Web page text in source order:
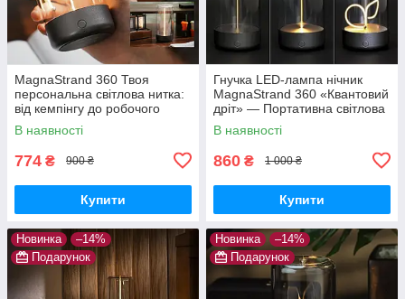
MagnaStrand 360 Твоя
персональна світлова нитка:
від кемпінгу до робочого
столу
В наявності
774 ₴ 900 ₴
Купити
Гнучка LED-лампа нічник
MagnaStrand 360 «Квантовий
дріт» — Портативна світлова
нитка Lumia Flex з магнітом
(Тепле світло)
В наявності
860 ₴ 1 000 ₴
Купити
Новинка
–14%
Подарунок
Новинка
–14%
Подарунок